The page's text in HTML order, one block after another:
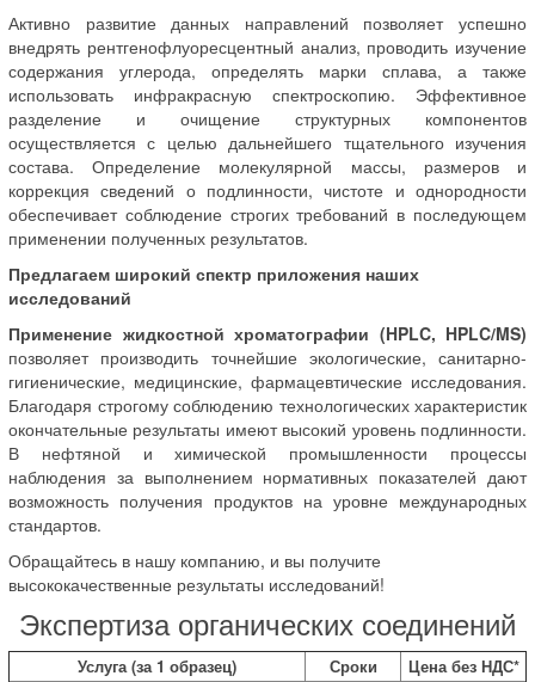
Активно развитие данных направлений позволяет успешно
внедрять рентгенофлуоресцентный анализ, проводить изучение
содержания углерода, определять марки сплава, а также
использовать инфракрасную спектроскопию. Эффективное
разделение и очищение структурных компонентов
осуществляется с целью дальнейшего тщательного изучения
состава. Определение молекулярной массы, размеров и
коррекция сведений о подлинности, чистоте и однородности
обеспечивает соблюдение строгих требований в последующем
применении полученных результатов.
Предлагаем широкий спектр приложения наших
исследований
Применение жидкостной хроматографии (HPLC, HPLC/MS)
позволяет производить точнейшие экологические, санитарно-
гигиенические, медицинские, фармацевтические исследования.
Благодаря строгому соблюдению технологических характеристик
окончательные результаты имеют высокий уровень подлинности.
В нефтяной и химической промышленности процессы
наблюдения за выполнением нормативных показателей дают
возможность получения продуктов на уровне международных
стандартов.
Обращайтесь в нашу компанию, и вы получите
высококачественные результаты исследований!
Экспертиза органических соединений
Услуга (за 1 образец) Сроки
Цена без НДС*